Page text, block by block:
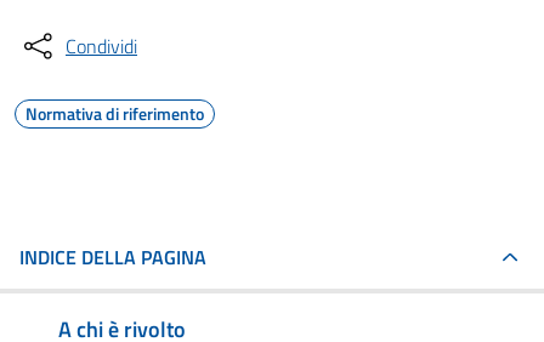
Condividi
Normativa di riferimento
INDICE DELLA PAGINA
A chi è rivolto